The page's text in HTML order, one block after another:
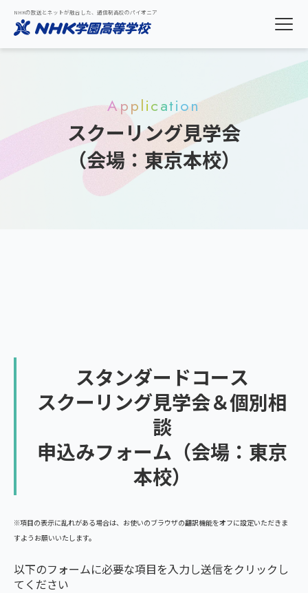
NHKの放送とネットが融合した、通信制高校のパイオニア
Application
スクーリング見学会
（会場：東京本校）
スタンダードコース
スクーリング見学会＆個別相
談
申込みフォーム （会場：東京
本校）
※項目の表示に乱れがある場合は、お使いのブラウザの翻訳機能をオフに設定いただきま
すようお願いいたします。
以下のフォームに必要な項目を入力し送信をクリックし
てください